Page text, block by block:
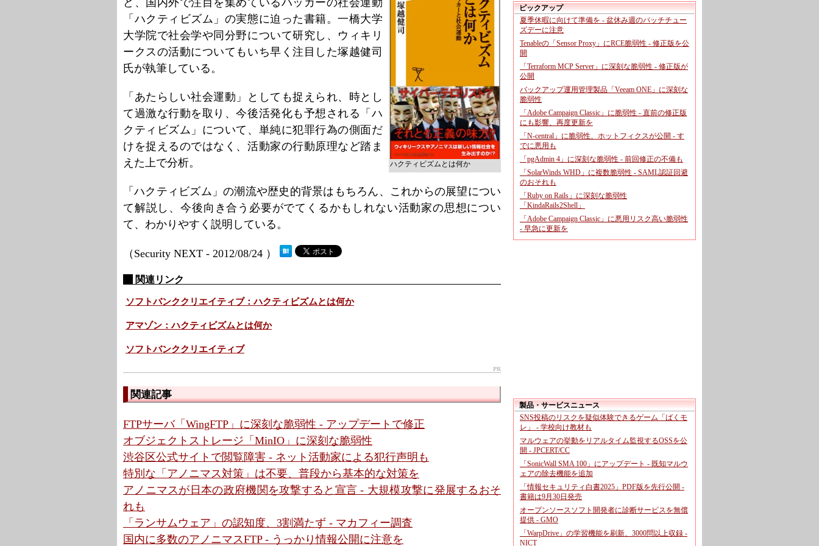
ハクティビズムとは何か
ど、国内外で注目を集めているハッカーの社会運動
「ハクティビズム」の実態に迫った書籍。一橋大学
大学院で社会学や同分野について研究し、ウィキリ
ークスの活動についてもいち早く注目した塚越健司
氏が執筆している。
「あたらしい社会運動」としても捉えられ、時とし
て過激な行動を取り、今後活発化も予想される「ハ
クティビズム」について、単純に犯罪行為の側面だ
けを捉えるのではなく、活動家の行動原理など踏ま
えた上で分析。
「ハクティビズム」の潮流や歴史的背景はもちろん、これからの展望につい
て解説し、今後向き合う必要がでてくるかもしれない活動家の思想につい
て、わかりやすく説明している。
（Security NEXT - 2012/08/24 ）
関連リンク
ソフトバンククリエイティブ：ハクティビズムとは何か
アマゾン：ハクティビズムとは何か
ソフトバンククリエイティブ
PR
関連記事
FTPサーバ「WingFTP」に深刻な脆弱性 - アップデートで修正
オブジェクトストレージ「MinIO」に深刻な脆弱性
渋谷区公式サイトで閲覧障害 - ネット活動家による犯行声明も
特別な「アノニマス対策」は不要、普段から基本的な対策を
アノニマスが日本の政府機関を攻撃すると宣言 - 大規模攻撃に発展するおそ
れも
「ランサムウェア」の認知度、3割満たず - マカフィー調査
国内に多数のアノニマスFTP - うっかり情報公開に注意を
ピックアップ
夏季休暇に向けて準備を - 盆休み週のパッチチュー
ズデーに注意
Tenableの「Sensor Proxy」にRCE脆弱性 - 修正版を公
開
「Terraform MCP Server」に深刻な脆弱性 - 修正版が
公開
バックアップ運用管理製品「Veeam ONE」に深刻な
脆弱性
「Adobe Campaign Classic」に脆弱性 - 直前の修正版
にも影響、再度更新を
「N-central」に脆弱性、ホットフィクスが公開 - す
でに悪用も
「pgAdmin 4」に深刻な脆弱性 - 前回修正の不備も
「SolarWinds WHD」に複数脆弱性 - SAML認証回避
のおそれも
「Ruby on Rails」に深刻な脆弱性
「KindaRails2Shell」
「Adobe Campaign Classic」に悪用リスク高い脆弱性
- 早急に更新を
製品・サービスニュース
SNS投稿のリスクを疑似体験できるゲーム「ばくモ
レ」 - 学校向け教材も
マルウェアの挙動をリアルタイム監視するOSSを公
開 - JPCERT/CC
「SonicWall SMA 100」にアップデート - 既知マルウ
ェアの除去機能を追加
「情報セキュリティ白書2025」PDF版を先行公開 -
書籍は9月30日発売
オープンソースソフト開発者に診断サービスを無償
提供 - GMO
「WarpDrive」の学習機能を刷新、3000問以上収録 -
NICT